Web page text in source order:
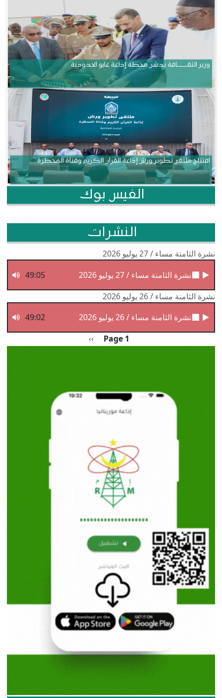
وزير الثقــــــــــافة يدشن محطة إذاعة غابو الحدودية
افتتاح ملتقى تطوير ورش إذاعة القرآن الكريم وقناة المحظرة
الفيس بوك
النشرات
نشرة الثامنة مساء / 27 يوليو 2026
نشرة الثامنة مساء / 27 يوليو 2026
49:05
نشرة الثامنة مساء / 26 يوليو 2026
نشرة الثامنة مساء / 26 يوليو 2026
49:02
Page 1 الصفحة التالية
››